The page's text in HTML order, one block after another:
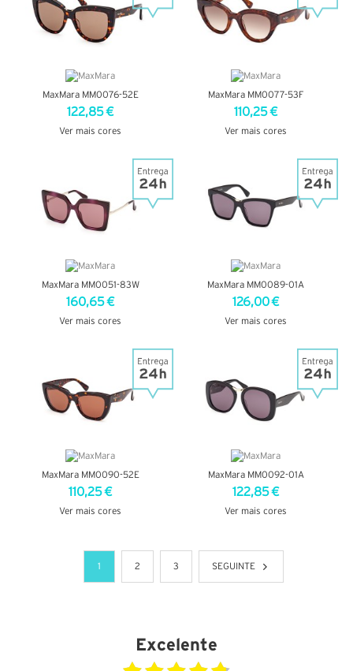
MaxMara MM0076-52E
122,85 €
Ver mais cores
MaxMara MM0077-53F
110,25 €
Ver mais cores
MaxMara MM0051-83W
160,65 €
Ver mais cores
MaxMara MM0089-01A
126,00 €
Ver mais cores
MaxMara MM0090-52E
110,25 €
Ver mais cores
MaxMara MM0092-01A
122,85 €
Ver mais cores
1 2 3 SEGUINTE
Excelente